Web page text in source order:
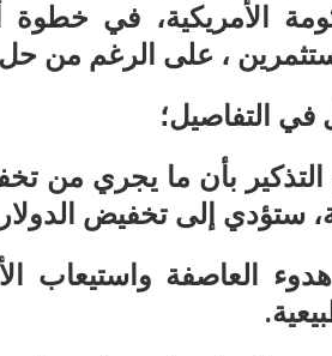
الأمريكية، في
، على الرغم من
في التفاصيل؛
التذكير بأن ما يجري من
ستؤدي إلى تخفيض
العاصفة واستيعاب